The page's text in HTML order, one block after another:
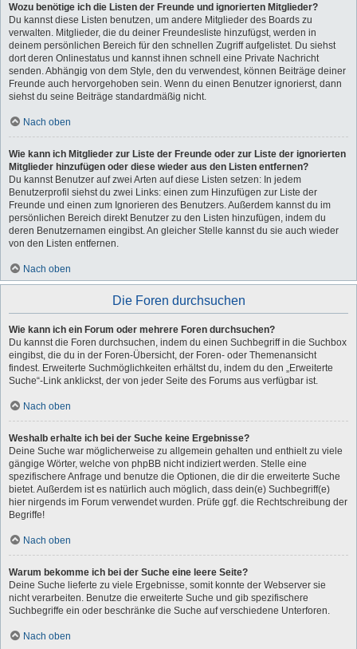
Wozu benötige ich die Listen der Freunde und ignorierten Mitglieder?
Du kannst diese Listen benutzen, um andere Mitglieder des Boards zu
verwalten. Mitglieder, die du deiner Freundesliste hinzufügst, werden in
deinem persönlichen Bereich für den schnellen Zugriff aufgelistet. Du siehst
dort deren Onlinestatus und kannst ihnen schnell eine Private Nachricht
senden. Abhängig von dem Style, den du verwendest, können Beiträge deiner
Freunde auch hervorgehoben sein. Wenn du einen Benutzer ignorierst, dann
siehst du seine Beiträge standardmäßig nicht.
Nach oben
Wie kann ich Mitglieder zur Liste der Freunde oder zur Liste der ignorierten
Mitglieder hinzufügen oder diese wieder aus den Listen entfernen?
Du kannst Benutzer auf zwei Arten auf diese Listen setzen: In jedem
Benutzerprofil siehst du zwei Links: einen zum Hinzufügen zur Liste der
Freunde und einen zum Ignorieren des Benutzers. Außerdem kannst du im
persönlichen Bereich direkt Benutzer zu den Listen hinzufügen, indem du
deren Benutzernamen eingibst. An gleicher Stelle kannst du sie auch wieder
von den Listen entfernen.
Nach oben
Die Foren durchsuchen
Wie kann ich ein Forum oder mehrere Foren durchsuchen?
Du kannst die Foren durchsuchen, indem du einen Suchbegriff in die Suchbox
eingibst, die du in der Foren-Übersicht, der Foren- oder Themenansicht
findest. Erweiterte Suchmöglichkeiten erhältst du, indem du den „Erweiterte
Suche“-Link anklickst, der von jeder Seite des Forums aus verfügbar ist.
Nach oben
Weshalb erhalte ich bei der Suche keine Ergebnisse?
Deine Suche war möglicherweise zu allgemein gehalten und enthielt zu viele
gängige Wörter, welche von phpBB nicht indiziert werden. Stelle eine
spezifischere Anfrage und benutze die Optionen, die dir die erweiterte Suche
bietet. Außerdem ist es natürlich auch möglich, dass dein(e) Suchbegriff(e)
hier nirgends im Forum verwendet wurden. Prüfe ggf. die Rechtschreibung der
Begriffe!
Nach oben
Warum bekomme ich bei der Suche eine leere Seite?
Deine Suche lieferte zu viele Ergebnisse, somit konnte der Webserver sie
nicht verarbeiten. Benutze die erweiterte Suche und gib spezifischere
Suchbegriffe ein oder beschränke die Suche auf verschiedene Unterforen.
Nach oben